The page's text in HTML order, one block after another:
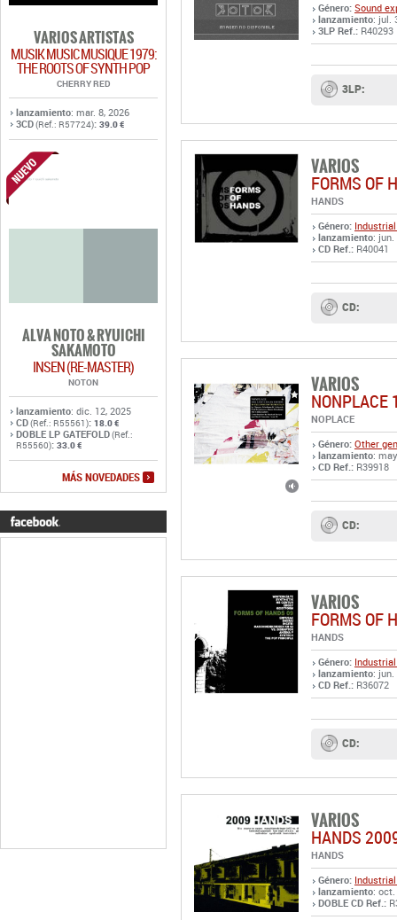
VARIOS ARTISTAS
MUSIK MUSIC MUSIQUE 1979:
THE ROOTS OF SYNTH POP
CHERRY RED
lanzamiento: mar. 8, 2026
3CD(Ref.: R57724): 39.0 €
ALVA NOTO & RYUICHI
SAKAMOTO
INSEN (RE-MASTER)
NOTON
lanzamiento: dic. 12, 2025
CD(Ref.: R55561): 18.0 €
DOBLE LP GATEFOLD(Ref.:
R55560): 33.0 €
MÁS NOVEDADES
Género: Sound
lanzamiento: jul.
3LP Ref.: R40293
3LP:
VARIOS
FORMS OF
HANDS
Género:
lanzamiento: jun.
CD Ref.: R40041
CD:
VARIOS
NONPLACE
NOPLACE
Género: Other
lanzamiento:
CD Ref.: R39918
CD:
VARIOS
FORMS OF
HANDS
Género:
lanzamiento: jun.
CD Ref.: R36072
CD:
VARIOS
HANDS
HANDS
Género:
lanzamiento: oct.
DOBLE CD Ref.: